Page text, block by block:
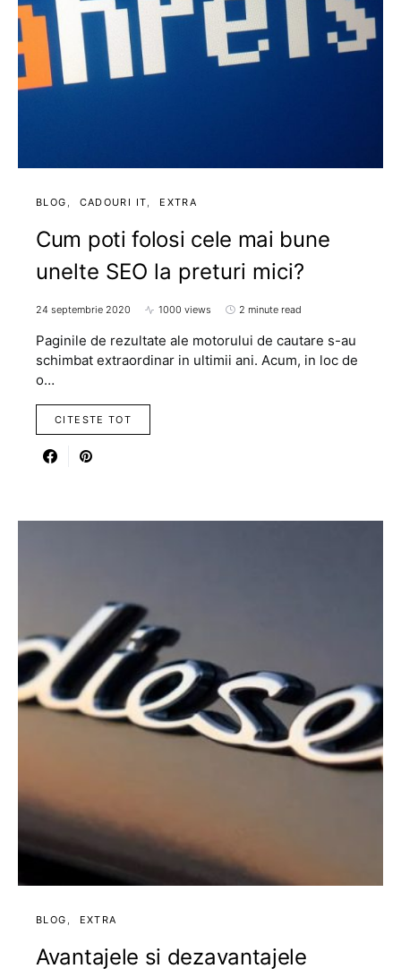
BLOG CADOURI IT EXTRA
Cum poti folosi cele mai bune
unelte SEO la preturi mici?
24 septembrie 2020 1000 views 2 minute read
Paginile de rezultate ale motorului de cautare s-au
schimbat extraordinar in ultimii ani. Acum, in loc de
o…
CITESTE TOT
BLOG EXTRA
Avantajele si dezavantajele